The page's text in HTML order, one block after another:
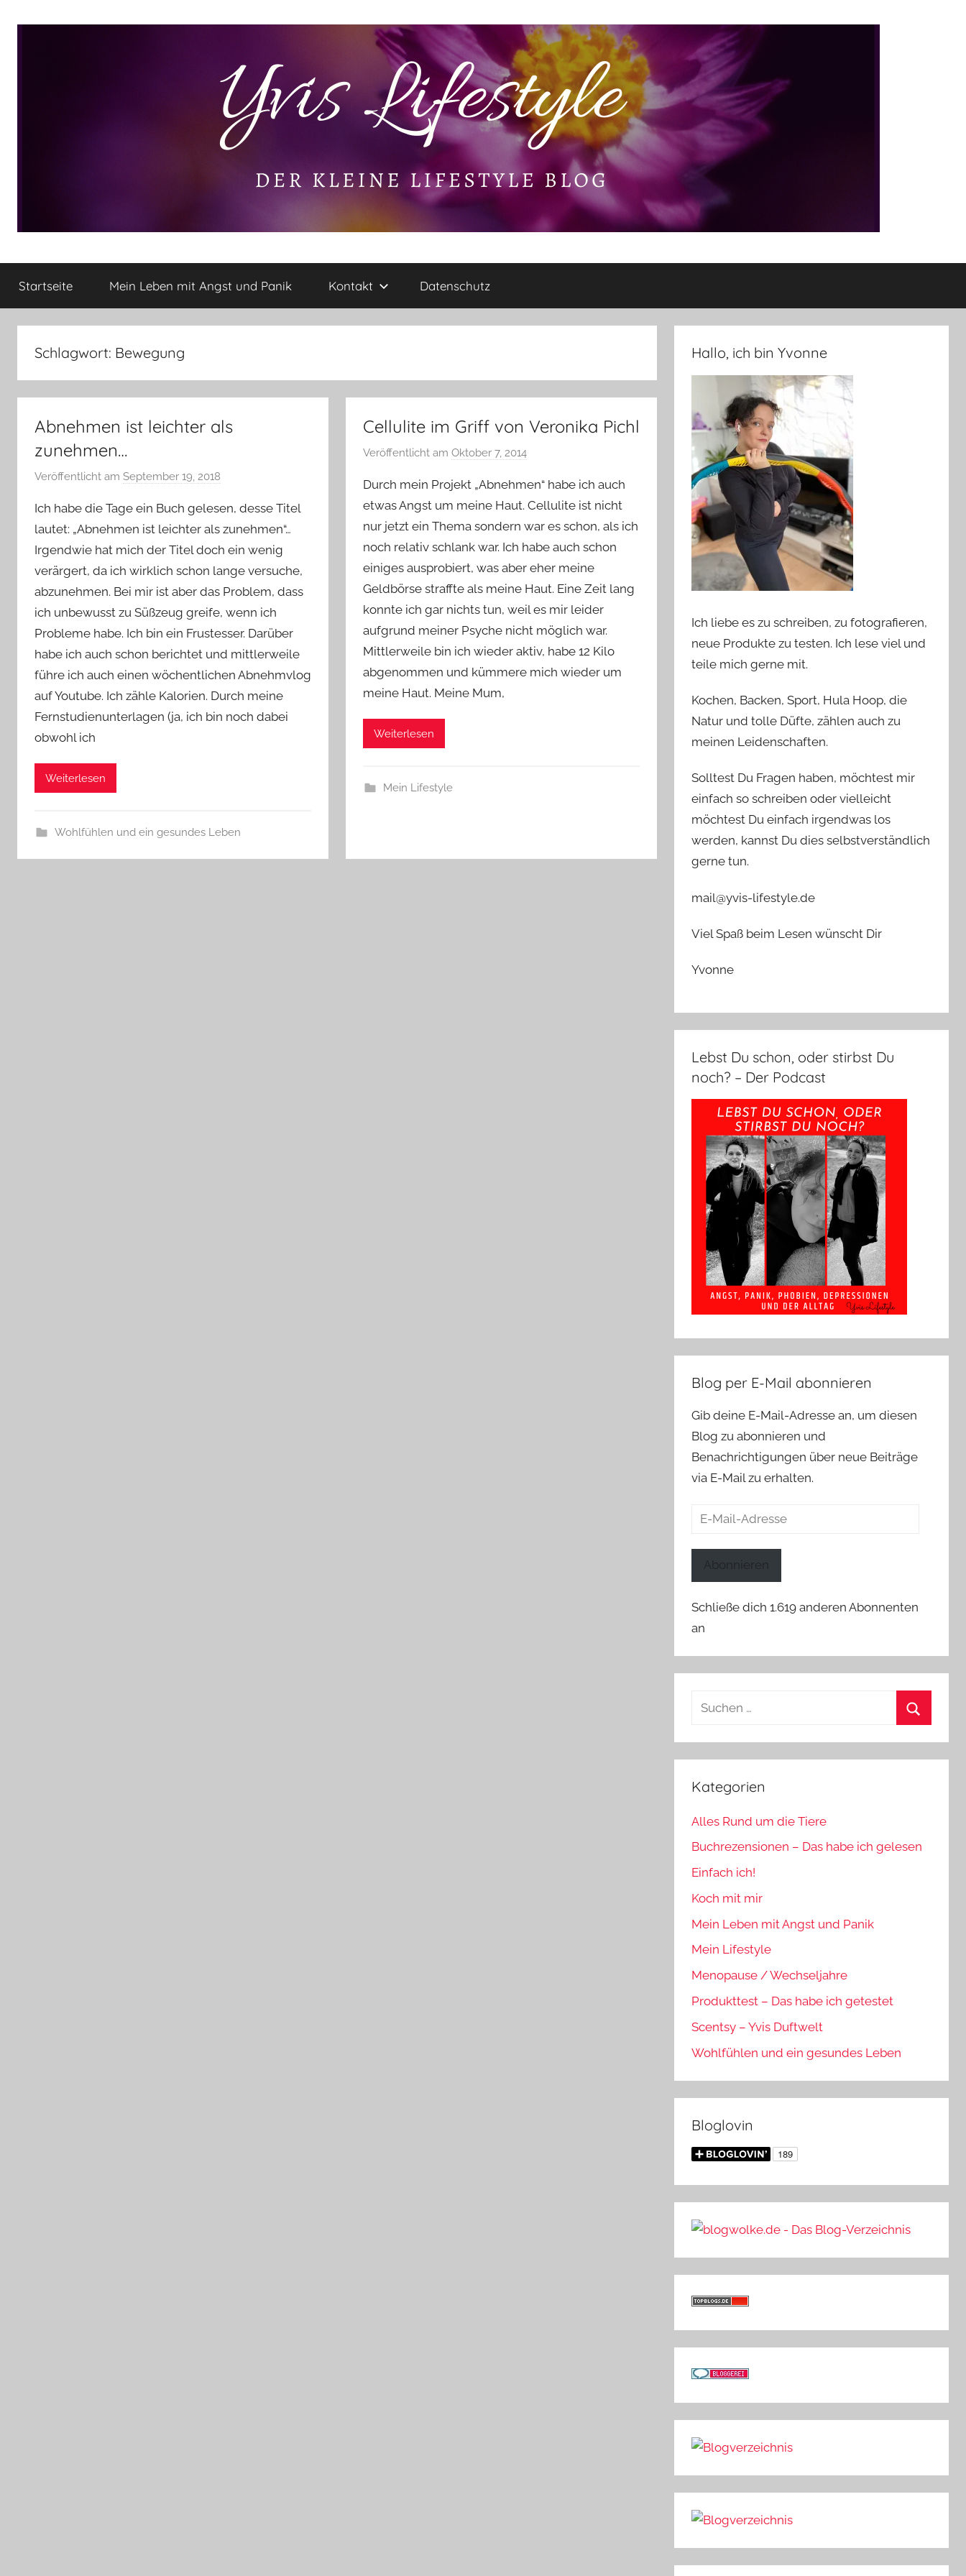
Yvis
Lifestyle
kleine
Lifestyle
Rezensionen,
Produkttests
und
mehr
Startseite Mein Leben mit Angst und Panik Kontakt Datenschutz
Schlagwort: Bewegung
Abnehmen ist leichter als
zunehmen…
Veröffentlicht am September 19, 2018
n
Y
v
o
n
n
Ich habe die Tage ein Buch gelesen, desse Titel
lautet: „Abnehmen ist leichter als zunehmen“…
Irgendwie hat mich der Titel doch ein wenig
verärgert, da ich wirklich schon lange versuche,
abzunehmen. Bei mir ist aber das Problem, dass
ich unbewusst zu Süßzeug greife, wenn ich
Probleme habe. Ich bin ein Frustesser. Darüber
habe ich auch schon berichtet und mittlerweile
führe ich auch einen wöchentlichen Abnehmvlog
auf Youtube. Ich zähle Kalorien. Durch meine
Fernstudienunterlagen (ja, ich bin noch dabei
obwohl ich
Weiterlesen
Wohlfühlen und ein gesundes Leben
Cellulite im Griff von Veronika Pichl
Veröffentlicht amOktober 7, 2014
n
Y
v
o
n
n
e
Durch mein Projekt „Abnehmen“ habe ich auch
etwas Angst um meine Haut. Cellulite ist nicht
nur jetzt ein Thema sondern war es schon, als ich
noch relativ schlank war. Ich habe auch schon
einiges ausprobiert, was aber eher meine
Geldbörse straffte als meine Haut. Eine Zeit lang
konnte ich gar nichts tun, weil es mir leider
aufgrund meiner Psyche nicht möglich war.
Mittlerweile bin ich wieder aktiv, habe 12 Kilo
abgenommen und kümmere mich wieder um
meine Haut. Meine Mum,
Weiterlesen
Mein Lifestyle
Hallo, ich bin Yvonne
Ich liebe es zu schreiben, zu fotografieren,
neue Produkte zu testen. Ich lese viel und
teile mich gerne mit.
Kochen, Backen, Sport, Hula Hoop, die
Natur und tolle Düfte, zählen auch zu
meinen Leidenschaften.
Solltest Du Fragen haben, möchtest mir
einfach so schreiben oder vielleicht
möchtest Du einfach irgendwas los
werden, kannst Du dies selbstverständlich
gerne tun.
mail@yvis-lifestyle.de
Viel Spaß beim Lesen wünscht Dir
Yvonne
Lebst Du schon, oder stirbst Du
noch? – Der Podcast
Blog per E-Mail abonnieren
Gib deine E-Mail-Adresse an, um diesen
Blog zu abonnieren und
Benachrichtigungen über neue Beiträge
via E-Mail zu erhalten.
E-
Abonnieren
Schließe dich 1.619 anderen Abonnenten
an
Suchen
Kategorien
Alles Rund um die Tiere
Buchrezensionen – Das habe ich gelesen
Einfach ich!
Koch mit mir
Mein Leben mit Angst und Panik
Mein Lifestyle
Menopause / Wechseljahre
Produkttest – Das habe ich getestet
Scentsy – Yvis Duftwelt
Wohlfühlen und ein gesundes Leben
Bloglovin